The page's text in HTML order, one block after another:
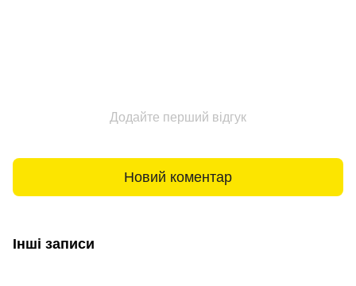
Додайте перший відгук
Новий коментар
Інші записи